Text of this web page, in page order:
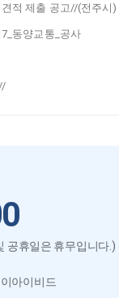
적 제출 공고//(전주시)
동양교통_공사
공휴일은 휴무입니다.)
아이비드